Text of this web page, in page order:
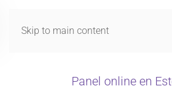
Skip to main content
Panel online en